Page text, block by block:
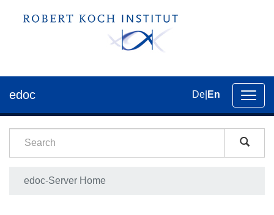
edoc De En
edoc-Server Home